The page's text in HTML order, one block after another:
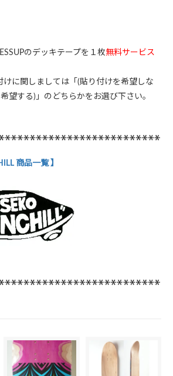
のデッキテープを１枚無料サービス
けに関しましては「(貼り付けを希望しな
望する)」のどちらかをお選び下さい。
商品一覧 】